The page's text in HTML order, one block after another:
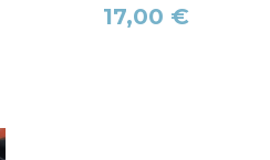
Prix
17,00 €